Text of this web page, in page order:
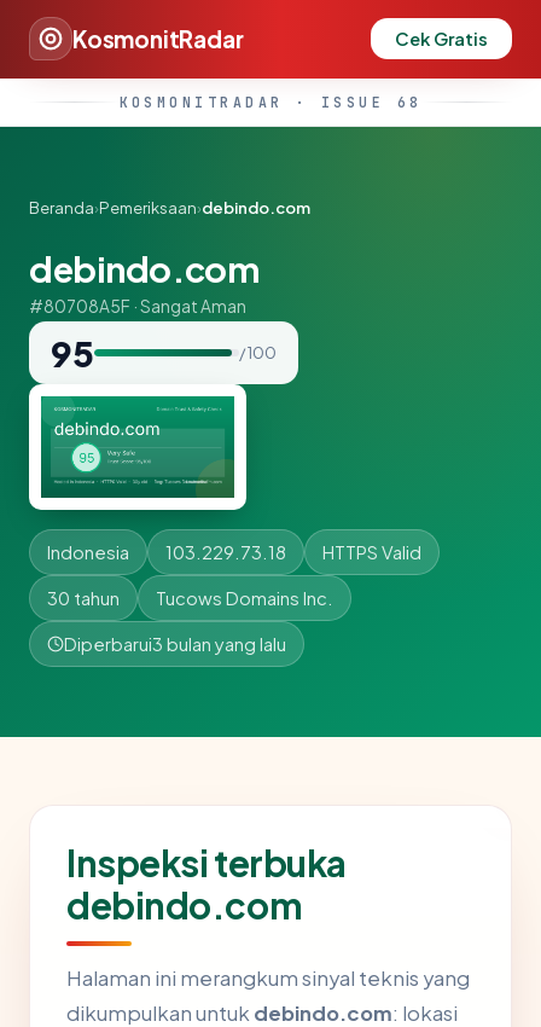
KosmonitRadar Cek Gratis
KOSMONITRADAR · ISSUE 68
Beranda›Pemeriksaan›debindo.com
debindo.com
#80708A5F · Sangat Aman
95 / 100
Indonesia 103.229.73.18 HTTPS Valid
30 tahun Tucows Domains Inc.
Diperbarui3 bulan yang lalu
Inspeksi terbuka
debindo.com
Halaman ini merangkum sinyal teknis yang
dikumpulkan untuk debindo.com: lokasi